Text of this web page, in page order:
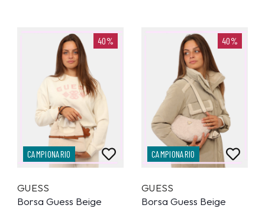
40%
CAMPIONARIO
GUESS
Borsa Guess Beige
40%
CAMPIONARIO
GUESS
Borsa Guess Beige